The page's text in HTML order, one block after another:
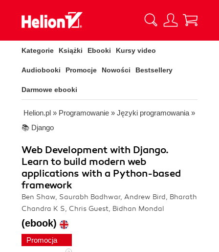
Kategorie Książki Ebooki Kursy video
Audiobooki Promocje Nowości Bestsellery
Darmowe ebooki
Helion.pl » Programowanie » Języki programowania »
📚 Django
Web Development with Django.
Learn to build modern web
applications with a Python-based
framework
Ben Shaw, Saurabh Badhwar, Andrew Bird, Bharath
Chandra K S, Chris Guest, Bidhan Mondal
(ebook)
Promocja